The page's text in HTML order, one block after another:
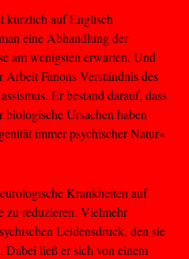
kürzlich auf Englisch
eine Abhandlung der
am wenigsten erwarten. Und
Fanons Verständnis des
Er bestand darauf, dass
Ursachen haben
immer psychischer Natur«
Krankheiten auf
zu reduzieren. Vielmehr
Leidensdruck, den sie
ließ er sich von einem